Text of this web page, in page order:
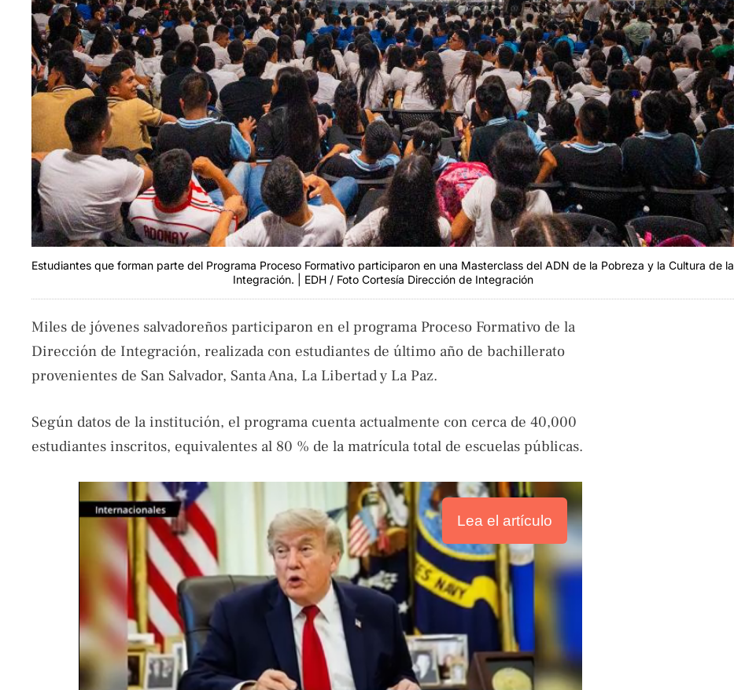
Estudiantes que forman parte del Programa Proceso Formativo participaron en una Masterclass del ADN de la Pobreza y la Cultura de la
Integración. | EDH / Foto Cortesía Dirección de Integración
Miles de jóvenes salvadoreños participaron en el programa Proceso Formativo de la
Dirección de Integración, realizada con estudiantes de último año de bachillerato
provenientes de San Salvador, Santa Ana, La Libertad y La Paz.
Según datos de la institución, el programa cuenta actualmente con cerca de 40,000
estudiantes inscritos, equivalentes al 80 % de la matrícula total de escuelas públicas.
Lea el artículo